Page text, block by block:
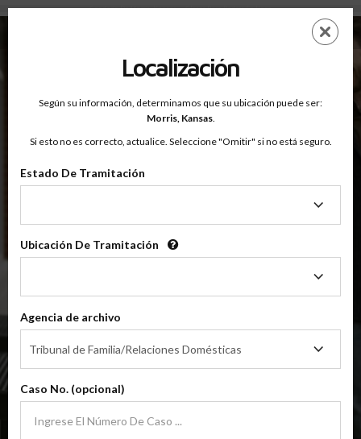
Condado De Morris, Kansas — Clases Para Padres En Línea
principal
EN
OnlineParentingPrograms.com
Condado De Morris (KS)
OnlineParentingPrograms.com
reconocida por el tribunal
$49.99 AÑADIR
Clase De Crianza Compartida/Divorcio
(Clase Básica De Crianza Compartida)
Clase de padres de crianza compartida básica centrada en familias en
en un esfuerzo por trabajar juntos con sus padres por el bien de los niños.
Localización
Según su información, determinamos que su ubicación puede ser:
Morris, Kansas.
Si esto no es correcto, actualice. Seleccione "Omitir" si no está seguro.
Estado De Tramitación
Tramitación
Ubicación De Tramitación
Tramitación
Agencia de archivo
Tribunal de Familia/Relaciones Domésticas
de
archivo
Caso No. (opcional)